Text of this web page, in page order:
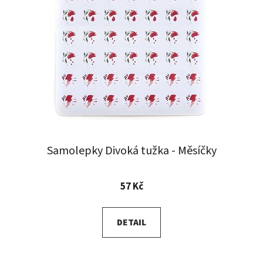
Samolepky Divoká tužka - Měsíčky
57 Kč
DETAIL